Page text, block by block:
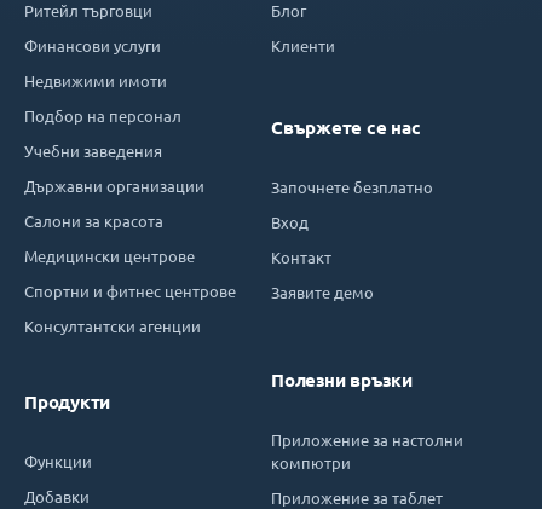
Ритейл търговци
Финансови услуги
Недвижими имоти
Подбор на персонал
Учебни заведения
Държавни организации
Салони за красота
Медицински центрове
Спортни и фитнес центрове
Консултантски агенции
Продукти
Функции
Добавки
Блог
Клиенти
Свържете се нас
Започнете безплатно
Вход
Контакт
Заявите демо
Полезни връзки
Приложение за настолни
компютри
Приложение за таблет